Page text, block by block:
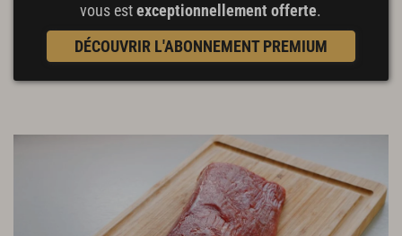
vous estexceptionnellement offerte.
DÉCOUVRIR L'ABONNEMENT PREMIUM